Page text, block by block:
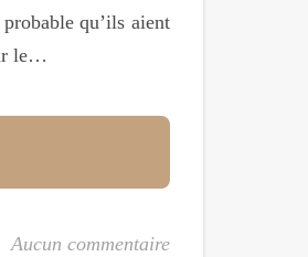
qu’ils aient
le…
Aucun commentaire